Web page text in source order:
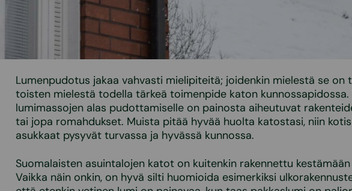
Lumenpudotus jakaa vahvasti mielipiteitä; joidenkin mielestä se on
toisten mielestä todella tärkeä toimenpide katon kunnossapidossa.
lumimassojen alas pudottamiselle on painosta aiheutuvat
tai jopa romahdukset. Muista pitää hyvää huolta katostasi, niin
asukkaat pysyvät turvassa ja hyvässä kunnossa.
Suomalaisten asuintalojen katot on kuitenkin rakennettu
Vaikka näin onkin, on hyvä silti huomioida esimerkiksi